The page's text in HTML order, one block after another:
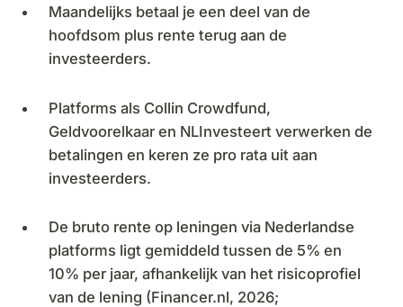
Maandelijks betaal je een deel van de
hoofdsom plus rente terug aan de
investeerders.
Platforms als Collin Crowdfund,
Geldvoorelkaar en NLInvesteert verwerken de
betalingen en keren ze pro rata uit aan
investeerders.
De bruto rente op leningen via Nederlandse
platforms ligt gemiddeld tussen de 5% en
10% per jaar, afhankelijk van het risicoprofiel
van de lening (Financer.nl, 2026;